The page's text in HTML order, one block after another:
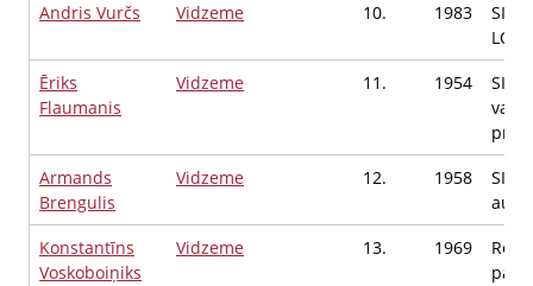
Andris Vurčs
Vidzeme 10. 1983
SIA
Ēriks
Flaumanis
Vidzeme 11. 1954
SIA
Armands
Brengulis
Vidzeme 12. 1958
SIA
Konstantīns
Voskoboiņiks
Vidzeme 13. 1969